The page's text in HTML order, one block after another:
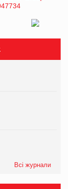
Всі журнали